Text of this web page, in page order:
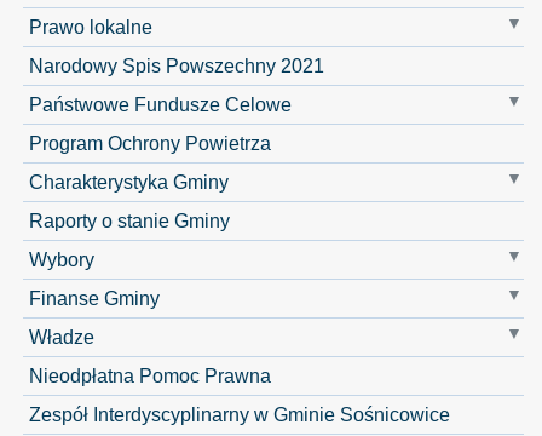
Prawo lokalne
Narodowy Spis Powszechny 2021
Państwowe Fundusze Celowe
Program Ochrony Powietrza
Charakterystyka Gminy
Raporty o stanie Gminy
Wybory
Finanse Gminy
Władze
Nieodpłatna Pomoc Prawna
Zespół Interdyscyplinarny w Gminie Sośnicowice